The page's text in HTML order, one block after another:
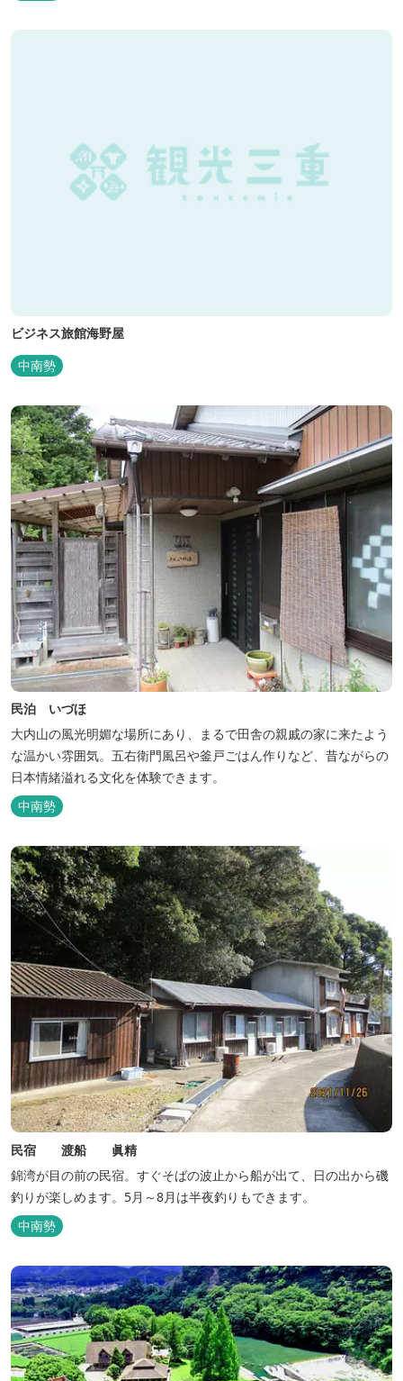
ビジネス旅館海野屋
中南勢
民泊 いづほ
大内山の風光明媚な場所にあり、まるで田舎の親戚の家に来たよう
な温かい雰囲気。五右衛門風呂や釜戸ごはん作りなど、昔ながらの
日本情緒溢れる文化を体験できます。
中南勢
民宿 渡船 眞精
錦湾が目の前の民宿。すぐそばの波止から船が出て、日の出から磯
釣りが楽しめます。5月～8月は半夜釣りもできます。
中南勢